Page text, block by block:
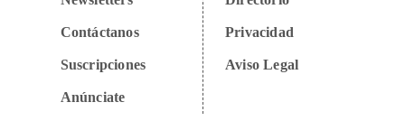
Contáctanos
Suscripciones
Anúnciate
Privacidad
Aviso Legal